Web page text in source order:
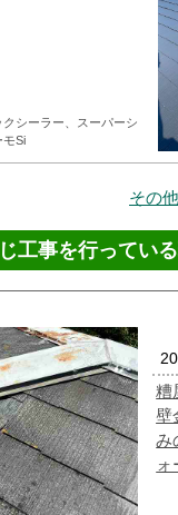
シーラー、スーパーシ
モSi
その
工事を行ってい
糟
壁
み